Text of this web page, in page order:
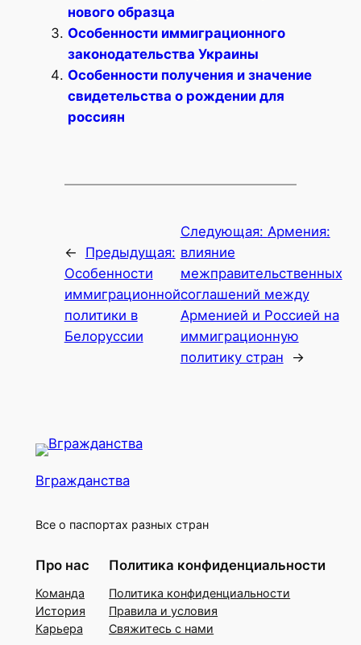
нового образца
Особенности иммиграционного
законодательства Украины
Особенности получения и значение
свидетельства о рождении для
россиян
←
Предыдущая:
Особенности
иммиграционной
политики в
Белоруссии
Следующая: Армения:
влияние
межправительственных
соглашений между
Арменией и Россией на
иммиграционную
политику стран
→
Вгражданства
Все о паспортах разных стран
Про нас
Команда
История
Карьера
Политика конфиденциальности
Политика конфиденциальности
Правила и условия
Свяжитесь с нами